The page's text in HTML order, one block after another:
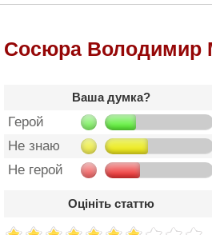
Сосюра Володимир
Ваша думка?
Герой
Не знаю
Не герой
Оцініть статтю